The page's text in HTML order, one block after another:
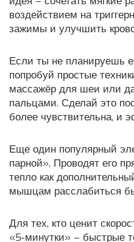
воздействием на
зажимы и улучшить
Если ты не планируешь
попробуй простые
массажёр для шеи или
пальцами. Сделай это
более чувствительна, и
Еще один популярный
парной». Проводят его
тепло как
мышцам расслабиться
Для тех, кто ценит
«5‑минутки» – быстрые